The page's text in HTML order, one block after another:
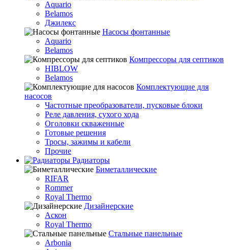
Aquario
Belamos
Джилекс
Насосы фонтанные
Aquario
Belamos
Компрессоры для септиков
HIBLOW
Belamos
Комплектующие для
насосов
Частотные преобразователи, пусковые блоки
Реле давления, сухого хода
Оголовки скваженные
Готовые решения
Тросы, зажимы и кабели
Прочие
Радиаторы
Биметаллические
RIFAR
Rommer
Royal Thermo
Дизайнерские
Аскон
Royal Thermo
Стальные панельные
Arbonia